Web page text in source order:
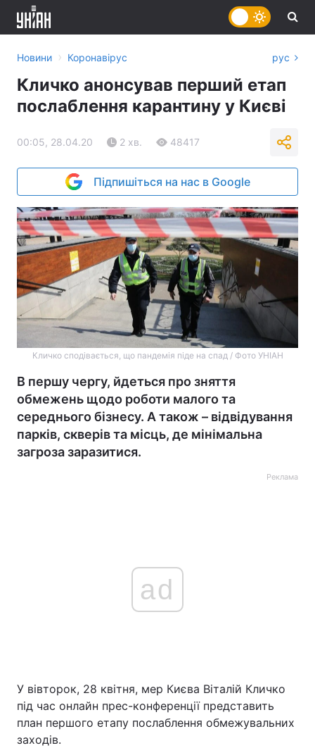
Головна Війна
Україна Політика
Новини › Коронавірус рус
Кличко анонсував перший етап
послаблення карантину у Києві
00:05, 28.04.20 2 хв. 48417
Підпишіться на нас в Google
Кличко сподівається, що пандемія піде на спад / Фото УНІАН
В першу чергу, йдеться про зняття
обмежень щодо роботи малого та
середнього бізнесу. А також – відвідування
парків, скверів та місць, де мінімальна
загроза заразитися.
Реклама
ad
У вівторок, 28 квітня, мер Києва Віталій Кличко
під час онлайн прес-конференції представить
план першого етапу послаблення обмежувальних
заходів.